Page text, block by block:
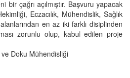
bir çağrı açılmıştır. Başvuru yapacak
Eczacılık, Mühendislik, Sağlık
en az iki farklı disiplinden
zorunlu olup, kabul edilen proje
Doku Mühendisliği